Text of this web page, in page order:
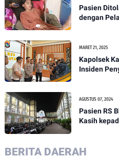
Pasien
dengan
MARET 21, 2025
Kapolsek
Insiden
AGUSTUS 07, 2024
Pasien RS
Kasih
BERITA DAERAH